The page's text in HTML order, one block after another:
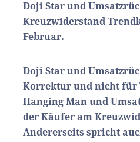
Doji Star und
Kreuzwiderstand
Februar.
Doji Star und
Korrektur und nicht für
Hanging Man und
der Käufer am
Andererseits spricht